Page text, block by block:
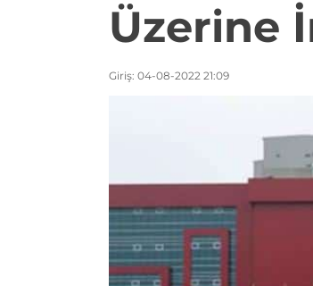
Üzerine
Giriş: 04-08-2022 21:09